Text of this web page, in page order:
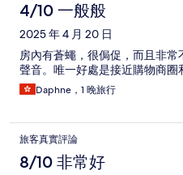
4/10 一般般
2025 年 4 月 20 日
房內有蒼蠅，很侷促，而且非
聲音。唯一好處是接近購物商圈
Daphne，1 晚旅行
旅客真實評論
8/10 非常好